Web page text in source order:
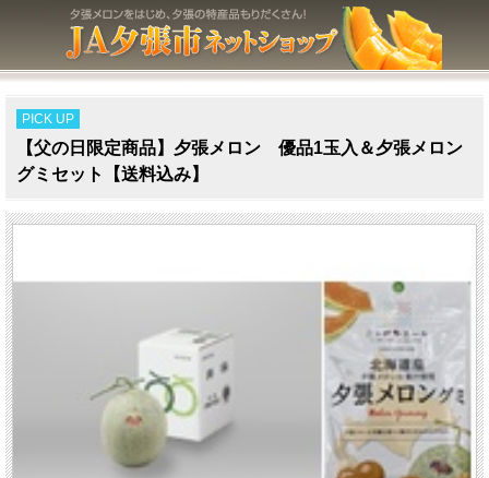
PICK UP
【父の日限定商品】夕張メロン 優品1玉入＆夕張メロン
グミセット【送料込み】